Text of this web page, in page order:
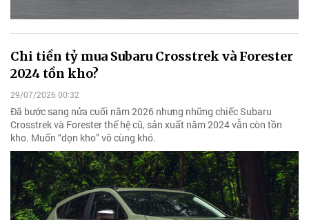
Chi tiền tỷ mua Subaru Crosstrek và Forester
2024 tồn kho?
29/07/2026 00:32
Đã bước sang nửa cuối năm 2026 nhưng những chiếc Subaru
Crosstrek và Forester thế hệ cũ, sản xuất năm 2024 vẫn còn tồn
kho. Muốn “dọn kho” vô cùng khó.